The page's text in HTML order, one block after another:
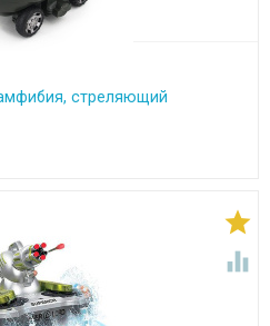
стреляющий

